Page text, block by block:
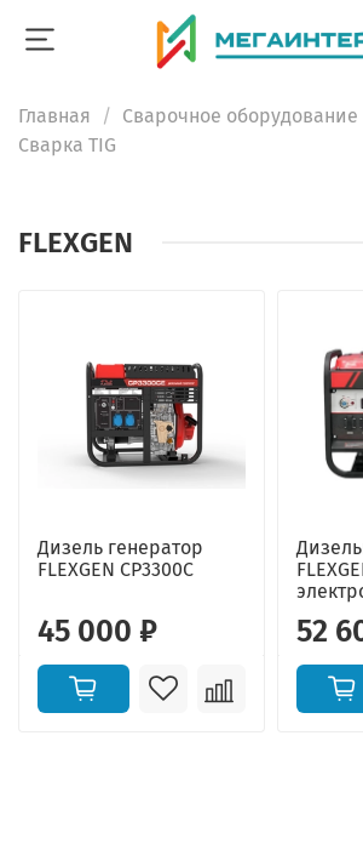
Главная
Сварочное оборудование
Сварка TIG
FLEXGEN
Дизель генератор
FLEXGEN CP3300C
45 000 ₽ 52